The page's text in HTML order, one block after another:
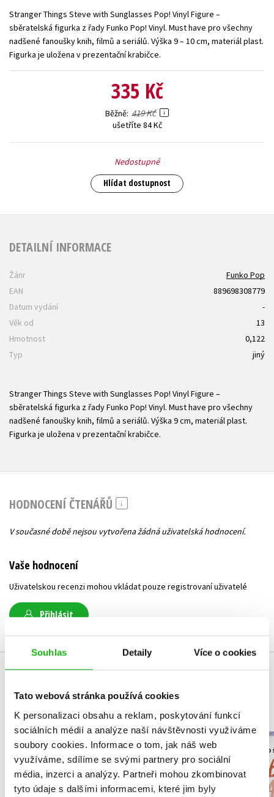
Souhlas Detaily Více o cookies
Tato webová stránka používá cookies
K personalizaci obsahu a reklam, poskytování funkcí
sociálních médií a analýze naší návštěvnosti využíváme
soubory cookies. Informace o tom, jak náš web
využíváme, sdílíme se svými partnery pro sociální
média, inzerci a analýzy. Partneři mohou zkombinovat
tyto údaje s dalšími informacemi, které jim byly
Young adult (SK)
Zahraniční literatura Zdraví a životní styl
Všechny tituly
Stranger Things Steve with Sunglasses Pop! Vinyl Figure –
sběratelská figurka z řady Funko Pop! Vinyl. Must have pro všechny
nadšené fanoušky knih, filmů a seriálů. Výška 9 – 10 cm, materiál plast.
Figurka je uložena v prezentační krabičce.
335 Kč
Běžně 419 Kč
ušetříte 84 Kč
Nedostupné
Hlídat dostupnost
DETAILNÍ INFORMACE
Žánr
Funko Pop
EAN
889698308779
Datum vydání
-
Věk od
13
Hmotnost
0,122
Typ
jiný
Stranger Things Steve with Sunglasses Pop! Vinyl Figure –
sběratelská figurka z řady Funko Pop! Vinyl. Must have pro všechny
nadšené fanoušky knih, filmů a seriálů. Výška 9 cm, materiál plast.
Figurka je uložena v prezentační krabičce.
HODNOCENÍ ČTENÁŘŮ
V současné době nejsou vytvořena žádná uživatelská hodnocení.
Vaše hodnocení
Uživatelskou recenzi mohou vkládat pouze registrovaní uživatelé
Přihlásit
NARNIE – komplet
1.-7.díl – box
C. S. Lewis
Útulek
Petr